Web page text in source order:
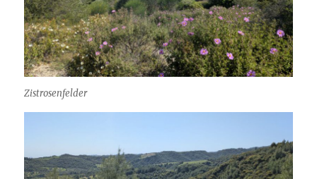
Zistrosenfelder